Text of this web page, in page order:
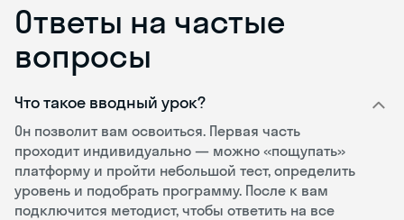
Ответы на частые
вопросы
Что такое вводный урок?
Он позволит вам освоиться. Первая часть
проходит индивидуально — можно «пощупать»
платформу и пройти небольшой тест, определить
уровень и подобрать программу. После к вам
подключится методист, чтобы ответить на все